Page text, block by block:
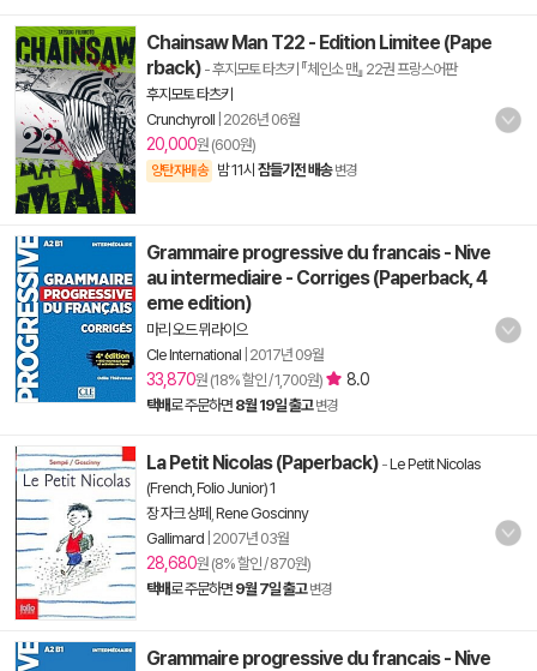
Chainsaw Man T22 - Edition Limitee (Pape
rback) - 후지모토 타츠키 『체인소 맨』 22권 프랑스어판
후지모토 타츠키
Crunchyroll 2026년 06월
20,000원 (600원)
양탄자배송 밤 11시 잠들기전 배송 변경
Grammaire progressive du francais - Nive
au intermediaire - Corriges (Paperback, 4
eme edition)
마리 오드 뮈라이으
Cle International 2017년 09월
33,870원 (18% 할인 / 1,700원) 8.0
택배로 주문하면 8월 19일 출고 변경
La Petit Nicolas (Paperback) -Le Petit Nicolas
(French, Folio Junior) 1
장 자크 상페 Rene Goscinny
Gallimard 2007년 03월
28,680원 (8% 할인 / 870원)
택배로 주문하면 9월 7일 출고 변경
Grammaire progressive du francais - Nive